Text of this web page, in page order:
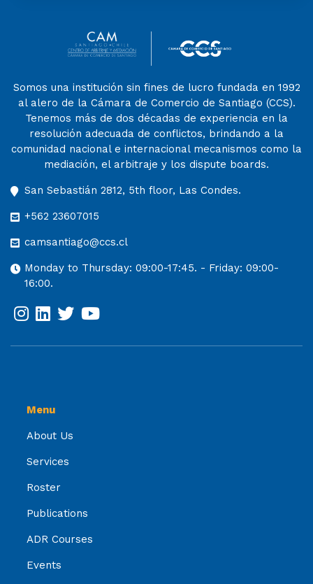
Somos una institución sin fines de lucro fundada en 1992
al alero de la Cámara de Comercio de Santiago (CCS).
Tenemos más de dos décadas de experiencia en la
resolución adecuada de conflictos, brindando a la
comunidad nacional e internacional mecanismos como la
mediación, el arbitraje y los dispute boards.
San Sebastián 2812, 5th floor, Las Condes.
+562 23607015
camsantiago@ccs.cl
Monday to Thursday: 09:00-17:45. - Friday: 09:00-
16:00.
Menu
About Us
Services
Roster
Publications
ADR Courses
Events